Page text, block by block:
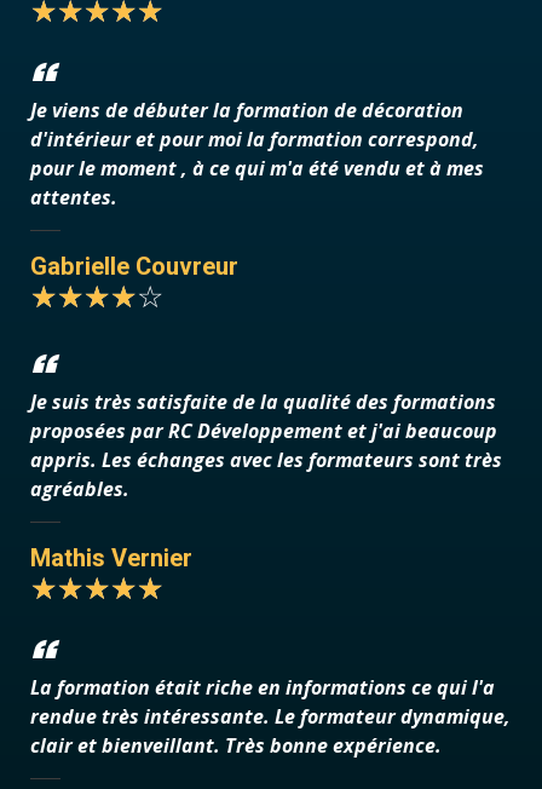
Je viens de débuter la formation de décoration
d'intérieur et pour moi la formation correspond,
pour le moment , à ce qui m'a été vendu et à mes
attentes.
Gabrielle Couvreur
Je suis très satisfaite de la qualité des formations
proposées par RC Développement et j'ai beaucoup
appris. Les échanges avec les formateurs sont très
agréables.
Mathis Vernier
La formation était riche en informations ce qui l'a
rendue très intéressante. Le formateur dynamique,
clair et bienveillant. Très bonne expérience.